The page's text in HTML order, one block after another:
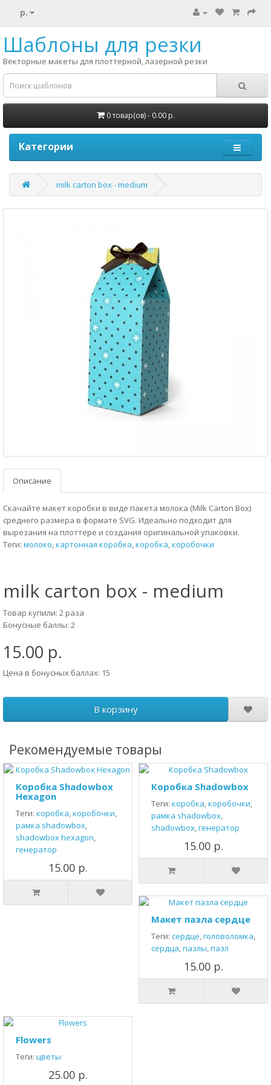
р.
Шаблоны для резки
Векторные макеты для плоттерной, лазерной резки
0 товар(ов) - 0.00 р.
Категории
milk carton box - medium
Описание
Скачайте макет коробки в виде пакета молока (Milk Carton Box)
среднего размера в формате SVG. Идеально подходит для
вырезания на плоттере и создания оригинальной упаковки.
Теги: молоко,картонная коробка,коробка,коробочки
milk carton box - medium
Товар купили: 2 раза
Бонусные баллы: 2
15.00 р.
Цена в бонусных баллах: 15
В корзину
Рекомендуемые товары
Коробка Shadowbox
Hexagon
Теги: коробка,коробочки,
рамка shadowbox,
shadowbox hexagon,
генератор
15.00 р.
Коробка Shadowbox
Теги: коробка,коробочки,
рамка shadowbox,
shadowbox,генератор
15.00 р.
Макет пазла сердце
Теги: сердце,головоломка,
сердца,пазлы,пазл
15.00 р.
Flowers
Теги: цветы
25.00 р.